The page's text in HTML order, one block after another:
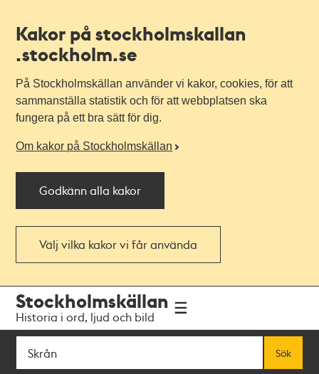
Kakor på stockholmskallan
.stockholm.se
På Stockholmskällan använder vi kakor, cookies, för att
sammanställa statistik och för att webbplatsen ska
fungera på ett bra sätt för dig.
Om kakor på Stockholmskällan
Godkänn alla kakor
Välj vilka kakor vi får använda
navigationen
huvudinnehållet
Stockholmskällan
Historia i ord, ljud och bild
Sök
Sök